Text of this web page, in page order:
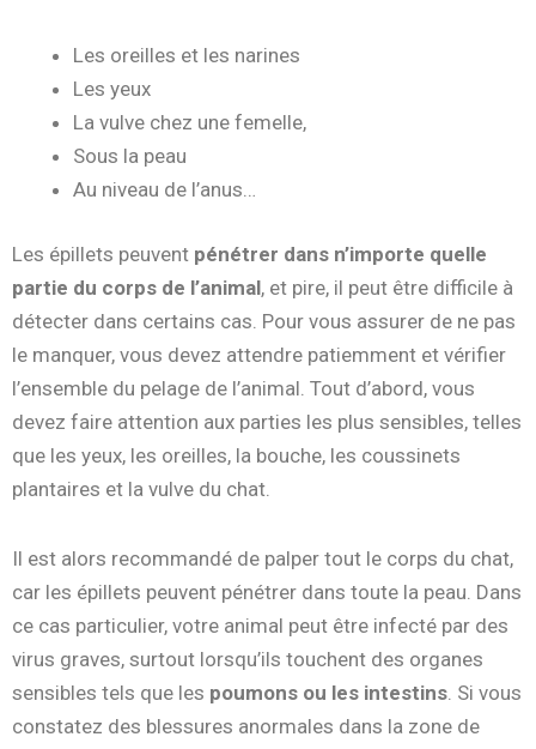
Les oreilles et les narines
Les yeux
La vulve chez une femelle,
Sous la peau
Au niveau de l’anus…
Les épillets peuvent pénétrer dans n’importe quelle
partie du corps de l’animal, et pire, il peut être difficile à
détecter dans certains cas. Pour vous assurer de ne pas
le manquer, vous devez attendre patiemment et vérifier
l’ensemble du pelage de l’animal. Tout d’abord, vous
devez faire attention aux parties les plus sensibles, telles
que les yeux, les oreilles, la bouche, les coussinets
plantaires et la vulve du chat.
Il est alors recommandé de palper tout le corps du chat,
car les épillets peuvent pénétrer dans toute la peau. Dans
ce cas particulier, votre animal peut être infecté par des
virus graves, surtout lorsqu’ils touchent des organes
sensibles tels que les poumons ou les intestins . Si vous
constatez des blessures anormales dans la zone de